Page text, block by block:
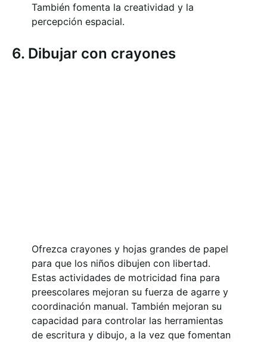
También fomenta la creatividad y la
percepción espacial.
6. Dibujar con crayones
Ofrezca crayones y hojas grandes de papel
para que los niños dibujen con libertad.
Estas actividades de motricidad fina para
preescolares mejoran su fuerza de agarre y
coordinación manual. También mejoran su
capacidad para controlar las herramientas
de escritura y dibujo, a la vez que fomentan